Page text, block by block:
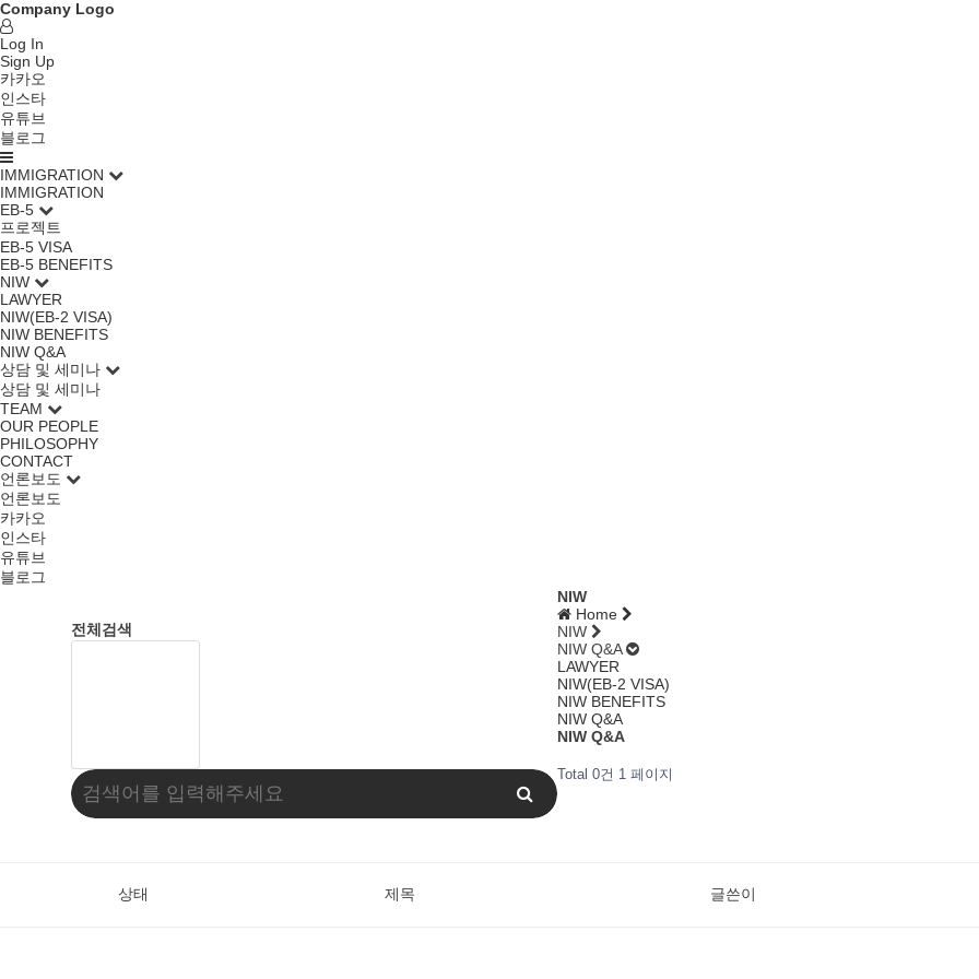
Company Logo
Log In
Sign Up
카카오
인스타
유튜브
블로그
IMMIGRATION
IMMIGRATION
EB-5
프로젝트
EB-5 VISA
EB-5 BENEFITS
NIW
LAWYER
NIW(EB-2 VISA)
NIW BENEFITS
NIW Q&A
상담 및 세미나
상담 및 세미나
TEAM
OUR PEOPLE
PHILOSOPHY
CONTACT
언론보도
언론보도
카카오
인스타
유튜브
블로그
전체검색
NIW
Home
NIW
NIW Q&A
LAWYER
NIW(EB-2 VISA)
NIW BENEFITS
NIW Q&A
NIW Q&A
Total 0건 1 페이지
상태 제목 글쓴이